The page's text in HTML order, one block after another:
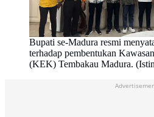
Bupati se-Madura resmi
terhadap pembentukan
(KEK) Tembakau Madura.